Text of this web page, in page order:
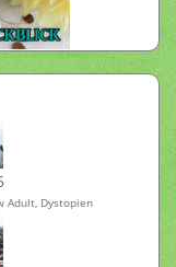
Adult, Dystopien